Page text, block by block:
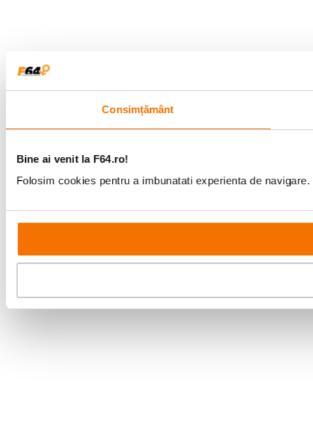
Consimțământ
Bine ai venit la F64.ro!
Folosim cookies pentru a imbunatati experienta de